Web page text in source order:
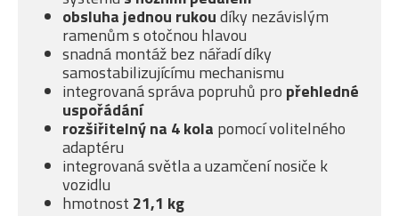
obsluha jednou rukoudíky nezávislým
ramenům s otočnou hlavou
snadná montáž bez nářadí díky
samostabilizujícímu mechanismu
integrovaná správa popruhů pro přehledné
uspořádání
rozšiřitelný na 4 kola pomocí volitelného
adaptéru
integrovaná světla a uzamčení nosiče k
vozidlu
hmotnost 21,1 kg